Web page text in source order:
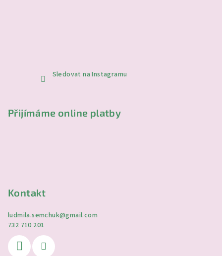
Sledovat na Instagramu
Přijímáme online platby
Kontakt
ludmila.semchuk@gmail.com
732 710 201